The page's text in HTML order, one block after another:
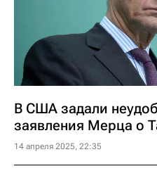
В США задали
заявления Мерца о
14 апреля 2025, 22:35